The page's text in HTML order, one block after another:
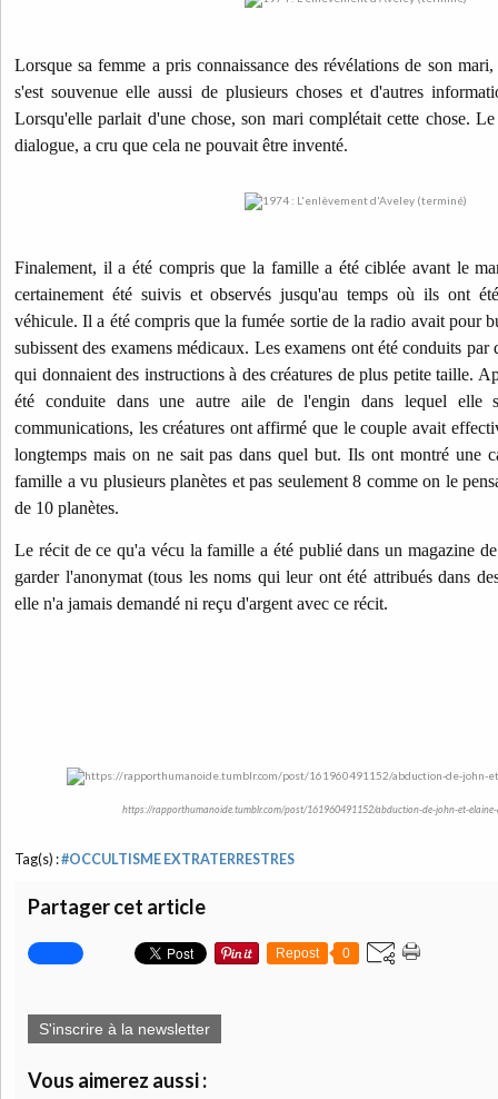
Lorsque sa femme a pris connaissance des révélations de son
s'est souvenue elle aussi de plusieurs choses et d'autres
Lorsqu'elle parlait d'une chose, son mari complétait cette chose.
dialogue, a cru que cela ne pouvait être inventé.
Finalement, il a été compris que la famille a été ciblée avant le
certainement été suivis et observés jusqu'au temps où ils ont
véhicule. Il a été compris que la fumée sortie de la radio avait pour
subissent des examens médicaux. Les examens ont été conduits par
qui donnaient des instructions à des créatures de plus petite taille.
été conduite dans une autre aile de l'engin dans lequel
communications, les créatures ont affirmé que le couple avait
longtemps mais on ne sait pas dans quel but. Ils ont montré une
famille a vu plusieurs planètes et pas seulement 8 comme on le
de 10 planètes.
Le récit de ce qu'a vécu la famille a été publié dans un magazine
garder l'anonymat (tous les noms qui leur ont été attribués dans
elle n'a jamais demandé ni reçu d'argent avec ce récit.
https://rapporthumanoide.tumblr.com/post/161960491152/abduction-de-john-et-
Tag(s) :#OCCULTISME EXTRATERRESTRES
Partager cet article
Repost 0
S'inscrire à la newsletter
Vous aimerez aussi :